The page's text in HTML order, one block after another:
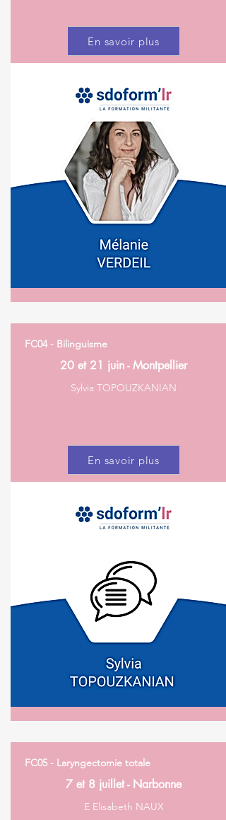
En savoir plus
FC04 - Bilinguisme
20 et 21 juin - Montpellier
Sylvia TOPOUZKANIAN
En savoir plus
FC05 - Laryngectomie totale
7 et 8 juillet - Narbonne
E Elisabeth NAUX